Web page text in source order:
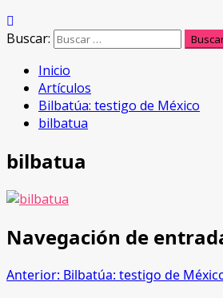
Buscar:
Inicio
Artículos
Bilbatúa: testigo de México
bilbatua
bilbatua
Navegación de
Anterior: Bilbatúa: testigo de